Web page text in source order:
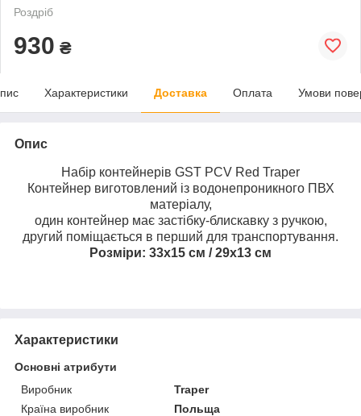
Роздріб
930 ₴
Характеристики Доставка Оплата Умови
Опис
Набір контейнерів GST PCV Red Traper
Контейнер виготовлений із водонепроникного ПВХ
матеріалу,
один контейнер має застібку-блискавку з ручкою,
другий поміщається в перший для транспортування.
Розміри: 33x15 см / 29x13 см
Характеристики
Основні атрибути
Виробник
Traper
Країна виробник
Польща